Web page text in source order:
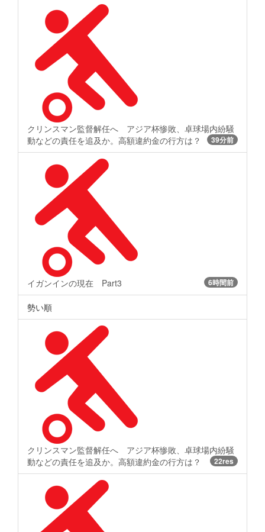
クリンスマン監督解任へ アジア杯惨敗、卓球場内紛騒
動などの責任を追及か。高額違約金の行方は？
39分前
イガンインの現在 Part3 6時間前
勢い順
クリンスマン監督解任へ アジア杯惨敗、卓球場内紛騒
動などの責任を追及か。高額違約金の行方は？
22res